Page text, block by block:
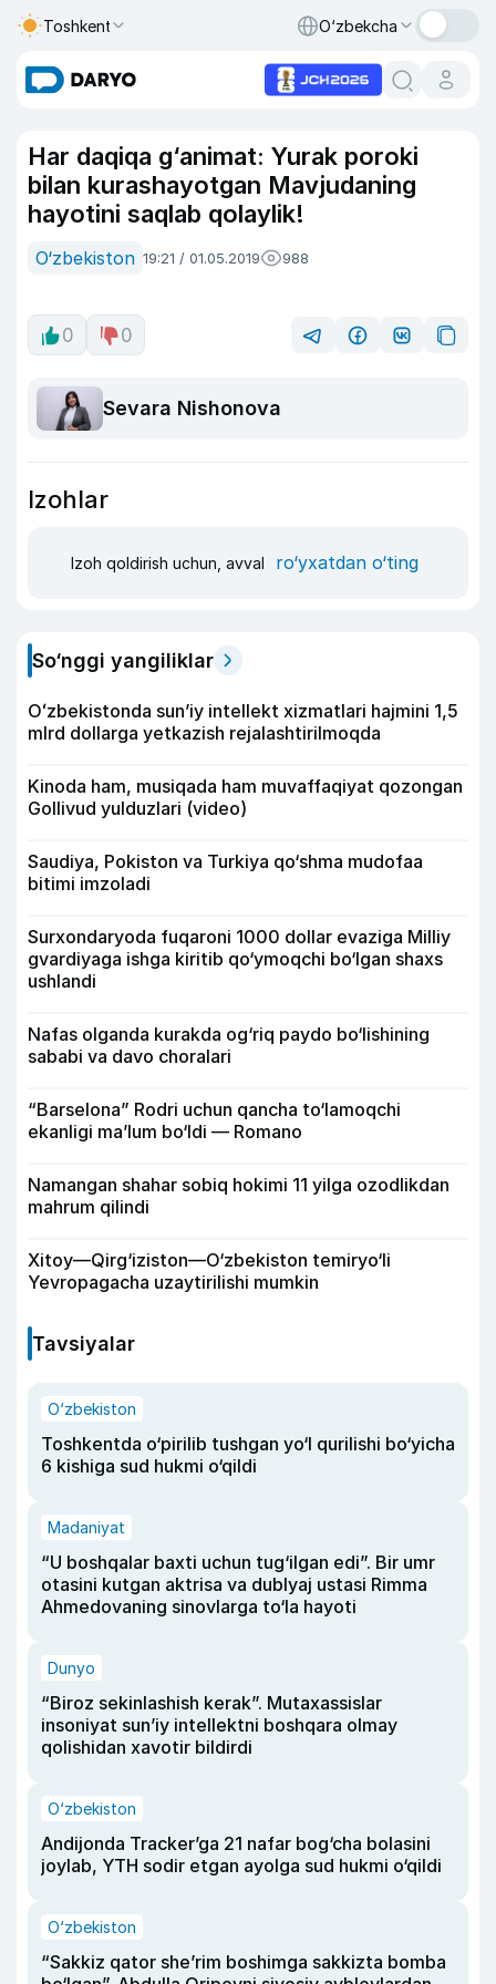
Toshkent O‘zbekcha
Har daqiqa g‘animat: Yurak poroki
bilan kurashayotgan Mavjudaning
hayotini saqlab qolaylik!
O‘zbekiston 19:21 / 01.05.2019 988
0 0
Sevara Nishonova
Izohlar
Izoh qoldirish uchun, avval ro‘yxatdan o‘ting
So‘nggi yangiliklar
Oʻzbekistonda sunʼiy intellekt xizmatlari hajmini 1,5
mlrd dollarga yetkazish rejalashtirilmoqda
Kinoda ham, musiqada ham muvaffaqiyat qozongan
Gollivud yulduzlari (video)
Saudiya, Pokiston va Turkiya qo‘shma mudofaa
bitimi imzoladi
Surxondaryoda fuqaroni 1000 dollar evaziga Milliy
gvardiyaga ishga kiritib qo‘ymoqchi bo‘lgan shaxs
ushlandi
Nafas olganda kurakda og‘riq paydo bo‘lishining
sababi va davo choralari
“Barselona” Rodri uchun qancha to‘lamoqchi
ekanligi ma’lum bo‘ldi — Romano
Namangan shahar sobiq hokimi 11 yilga ozodlikdan
mahrum qilindi
Xitoy—Qirg‘iziston—O‘zbekiston temiryo‘li
Yevropagacha uzaytirilishi mumkin
Tavsiyalar
O‘zbekiston
Toshkentda o‘pirilib tushgan yo‘l qurilishi bo‘yicha
6 kishiga sud hukmi o‘qildi
Madaniyat
“U boshqalar baxti uchun tug‘ilgan edi”. Bir umr
otasini kutgan aktrisa va dublyaj ustasi Rimma
Ahmedovaning sinovlarga to‘la hayoti
Dunyo
“Biroz sekinlashish kerak”. Mutaxassislar
insoniyat sun’iy intellektni boshqara olmay
qolishidan xavotir bildirdi
O‘zbekiston
Andijonda Tracker’ga 21 nafar bog‘cha bolasini
joylab, YTH sodir etgan ayolga sud hukmi o‘qildi
O‘zbekiston
“Sakkiz qator she’rim boshimga sakkizta bomba